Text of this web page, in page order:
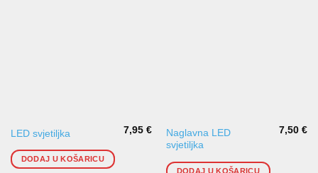
LED svjetiljka 7,95€
DODAJ U KOŠARICU
Naglavna LED
svjetiljka
7,50€
DODAJ U KOŠARICU